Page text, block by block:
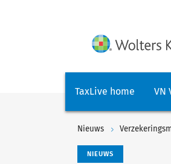
TaxLive home VN
Nieuws
NIEUWS